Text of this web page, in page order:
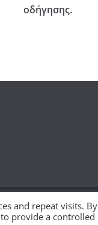
οδήγησης.
and repeat visits. By
provide a controlled